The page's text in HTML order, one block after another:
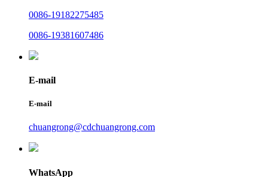
0086-19182275485
0086-19381607486
E-mail
E-mail
chuangrong@cdchuangrong.com
WhatsApp